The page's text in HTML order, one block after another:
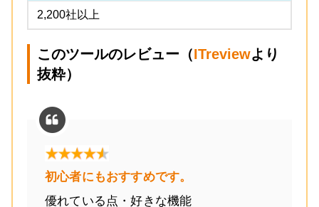
2,200社以上
このツールのレビュー（ITreviewより
抜粋）
初心者にもおすすめです。
優れている点・好きな機能